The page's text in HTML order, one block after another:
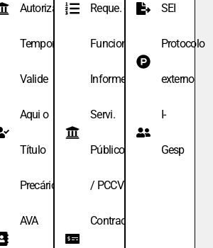
Autoriza.
Temporária
Valide
Aqui o
Título
Precário
AVA
Reque. de
Funcionário
Informe
Servi.
Públicos
/ PCCV
Contracheque
SEI
Protocolo
externo
I-
Gesp